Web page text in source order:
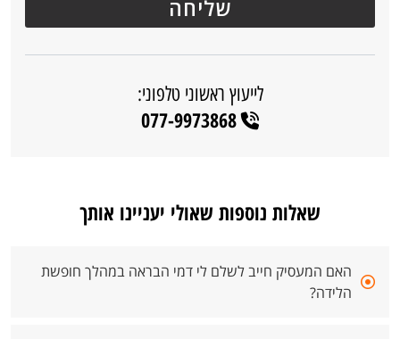
לייעוץ ראשוני טלפוני:
077-9973868
שאלות נוספות שאולי יעניינו אותך
האם המעסיק חייב לשלם לי דמי הבראה במהלך חופשת
הלידה?